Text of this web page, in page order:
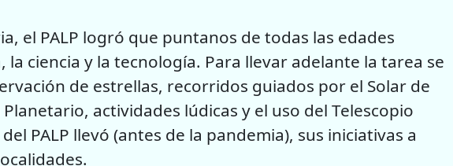
el PALP logró que puntanos de todas las edades
ciencia y la tecnología. Para llevar adelante la tarea se
de estrellas, recorridos guiados por el Solar de
actividades lúdicas y el uso del Telescopio
PALP llevó (antes de la pandemia), sus iniciativas a